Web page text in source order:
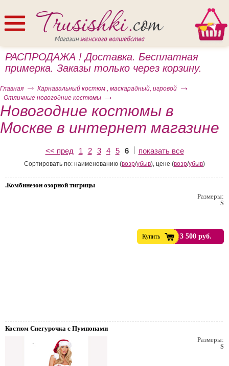
РАСПРОДАЖА ! Доставка. Бесплатная
примерка. Заказы только через корзину.
Главная
Карнавальный костюм , маскарадный, игровой
Отличные новогодние костюмы
Новогодние костюмы в
Москве в интернет магазине
<< пред 1 2 3 4 5 6 показать все
Сортировать по: наименованию (возр/убыв), цене (возр/убыв)
.Комбинезон озорной тигрицы
Размеры:
S
Купить 3 500 руб.
Костюм Снегурочка с Пумпонами
Размеры:
S